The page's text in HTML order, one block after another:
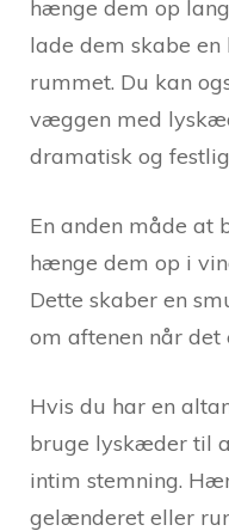
hænge dem op
lade dem skabe
rummet. Du kan
væggen med
dramatisk og
En anden måde at
hænge dem op i
Dette skaber en
om aftenen når det
Hvis du har en
bruge lyskæder til
intim stemning.
gelænderet eller